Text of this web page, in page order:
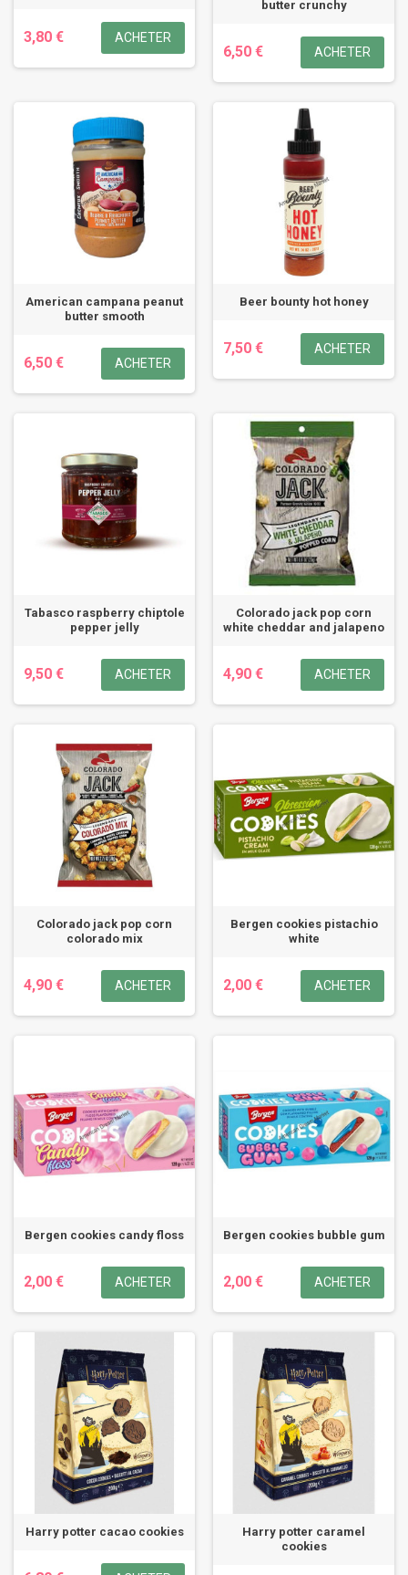
3,80 € ACHETER
butter crunchy
6,50 € ACHETER
American campana peanut
butter smooth
6,50 € ACHETER
Beer bounty hot honey
7,50 € ACHETER
Tabasco raspberry chiptole
pepper jelly
9,50 € ACHETER
Colorado jack pop corn
white cheddar and jalapeno
4,90 € ACHETER
Colorado jack pop corn
colorado mix
4,90 € ACHETER
Bergen cookies pistachio
white
2,00 € ACHETER
Bergen cookies candy floss
2,00 € ACHETER
Bergen cookies bubble gum
2,00 € ACHETER
Harry potter cacao cookies
Harry potter caramel
cookies